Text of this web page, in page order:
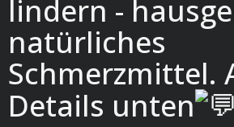
lindern -
natürliches
Schmerzmittel.
Details unten